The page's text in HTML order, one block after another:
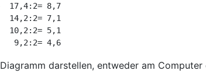
17,4:2= 8,7
14,2:2= 7,1
10,2:2= 5,1
darstellen, entweder am